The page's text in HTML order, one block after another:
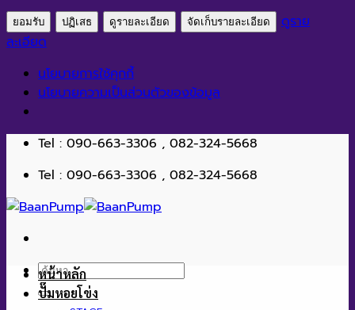
ยอมรับ ปฏิเสธ ดูรายละเอียด จัดเก็บรายละเอียด
ดูราย
ละเอียด
นโยบายการใช้คุกกี้
นโยบายความเป็นส่วนตัวของข้อมูล
ข้าม
เนื้อหา
Tel : 090-663-3306 , 082-324-5668
Tel : 090-663-3306 , 082-324-5668
ค้นหา:
หน้าหลัก
ปั๊มหอยโข่ง